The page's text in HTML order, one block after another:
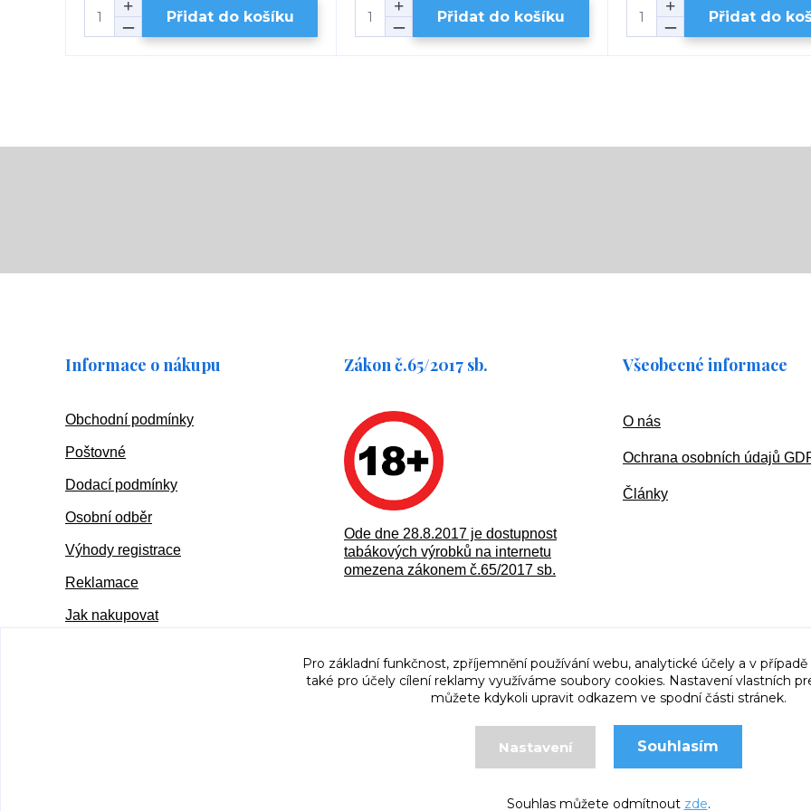
Přidat do košíku Přidat do košíku Přidat do
Informace o nákupu
Obchodní podmínky
Poštovné
Dodací podmínky
Osobní odběr
Výhody registrace
Reklamace
Jak nakupovat
Zákon č.65/2017 sb.
Ode dne 28.8.2017 je dostupnost
tabákových výrobků na internetu
omezena zákonem č.65/2017 sb.
Všeobecné informace
O nás
Ochrana osobních údajů
Články
Pro základní funkčnost, zpříjemnění používání webu, analytické účely a v případě
také pro účely cílení reklamy využíváme soubory cookies. Nastavení vlastních
můžete kdykoli upravit odkazem ve spodní části stránek.
Nastavení Souhlasím
Souhlas můžete odmítnout zde.